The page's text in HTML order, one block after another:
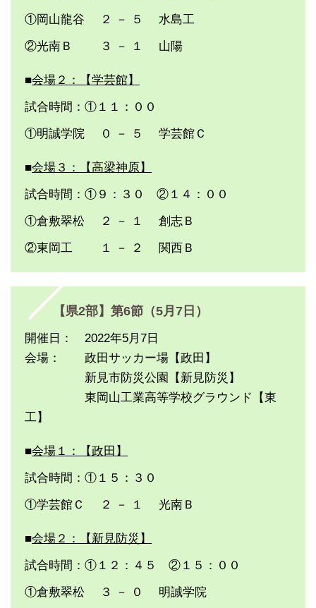
①岡山龍谷 ２ － ５ 水島工
②光南Ｂ ３ － １ 山陽
■会場２：【学芸館】
試合時間：①１１：００
①明誠学院 ０ － ５ 学芸館Ｃ
■会場３：【高梁神原】
試合時間：①９：３０ ②１４：００
①倉敷翠松 ２ － １ 創志Ｂ
②東岡工 １ － ２ 関西Ｂ
【県2部】第6節（5月7日）
開催日： 2022年5月7日
会場： 政田サッカー場【政田】
新見市防災公園【新見防災】
東岡山工業高等学校グラウンド【東
工】
■会場１：【政田】
試合時間：①１５：３０
①学芸館Ｃ ２ － １ 光南Ｂ
■会場２：【新見防災】
試合時間：①１２：４５ ②１５：００
①倉敷翠松 ３ － ０ 明誠学院